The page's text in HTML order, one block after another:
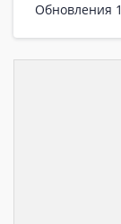
Обновления